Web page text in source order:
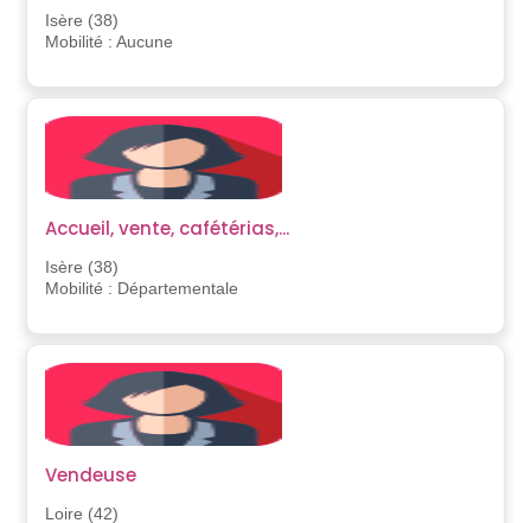
Isère (38)
Mobilité : Aucune
Accueil, vente, cafétérias,...
Isère (38)
Mobilité : Départementale
Vendeuse
Loire (42)